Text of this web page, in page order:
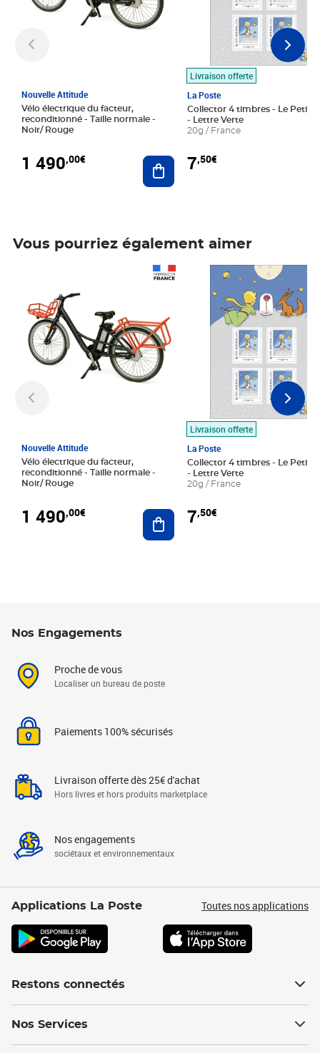
Nouvelle Attitude
Vélo électrique du facteur,
reconditionné - Taille normale -
Noir/ Rouge
1 490,00€ Ajouter au panier
Livraison offerte
La Poste
Collector 4 timbres - Le Petit
- Lettre Verte
20g / France
7,50€
Vous pourriez également aimer
Nouvelle Attitude
Vélo électrique du facteur,
reconditionné - Taille normale -
Noir/ Rouge
1 490,00€ Ajouter au panier
Livraison offerte
La Poste
Collector 4 timbres - Le Petit
- Lettre Verte
20g / France
7,50€
Prix 7,50€
Nos Engagements
Proche de vous
Localiser un bureau de poste
Paiements 100% sécurisés
Livraison offerte dès 25€ d'achat
Hors livres et hors produits marketplace
Nos engagements
sociétaux et environnementaux
Applications La Poste Toutes nos applications
Restons connectés
Nos Services